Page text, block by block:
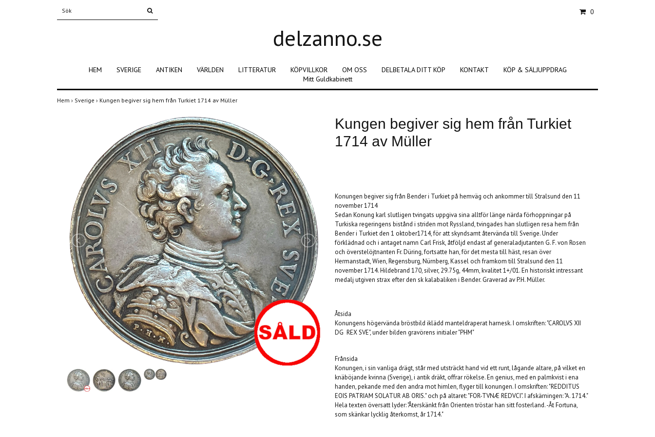
0
delzanno.se
HEM SVERIGE ANTIKEN VÄRLDEN LITTERATUR KÖPVILLKOR OM OSS DELBETALA DITT KÖP KONTAKT
KÖP & SÄLJUPPDRAG
Mitt Guldkabinett
Hem › Sverige › Kungen begiver sig hem från Turkiet 1714 av Müller
Kungen begiver sig hem från Turkiet
1714 av Müller
Konungen begiver sig från Bender i Turkiet på hemväg och ankommer till Stralsund den 11
november 1714
Sedan Konung karl slutligen tvingats uppgiva sina alltför länge närda förhoppningar på
Turkiska regeringens bistånd i striden mot Ryssland, tvingades han slutligen resa hem från
Bender i Turkiet den 1 oktober1714, för att skyndsamt återvända till Sverige. Under
förklädnad och i antaget namn Carl Frisk, åtföljd endast af generaladjutanten G. F. von Rosen
och överstelöjtnanten Fr. Düring, fortsatte han, för det mesta till häst, resan över
Hermanstadt, Wien, Regensburg, Nürnberg, Kassel och framkom till Stralsund den 11
november 1714. Hildebrand 170, silver, 29.75g, 44mm, kvalitet 1+/01. En historiskt intressant
medalj utgiven strax efter den sk kalabaliken i Bender. Graverad av P.H. Müller.
Åtsida
Konungens högervända bröstbild iklädd manteldraperat harnesk. I omskriften: "CAROLVS XII
DG REX SVE", under bilden gravörens initialer "PHM"
Frånsida
Konungen, i sin vanliga drägt, står med utsträckt hand vid ett runt, lågande altare, på vilket en
knäböjande kvinna (Sverige), i antik dräkt, offrar rökelse. En genius, med en palmkvist i ena
handen, pekande med den andra mot himlen, flyger till konungen. I omskriften: "REDDITUS
EOIS PATRIAM SOLATUR AB ORIS." och på altaret: "FOR-TVNÆ REDVCI". I afskärningen: "A. 1714."
Hela texten översatt lyder: "Återskänkt från Orienten tröstar han sitt fosterland. -Åt Fortuna,
som skänkar lycklig återkomst, år 1714."